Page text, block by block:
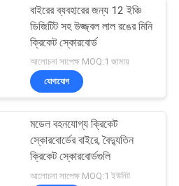
বাইরের ব্যবহারের জন্য 12 ইঞ্চি
ডিজিটিট সহ উজ্জ্বল লাল রঙের মিনি
ক্রিকেট স্কোরবোর্ড
আলোচনা সাপেক্ষ MOQ:1 জামায়
যোগাযোগ
মডেল বহনযোগ্য ক্রিকেট
স্কোরবোর্ডের বাইরে, বৈদ্যুতিন
ক্রিকেট স্কোরবোর্ডগুলি
আলোচনা সাপেক্ষ MOQ:1 ইউনিট